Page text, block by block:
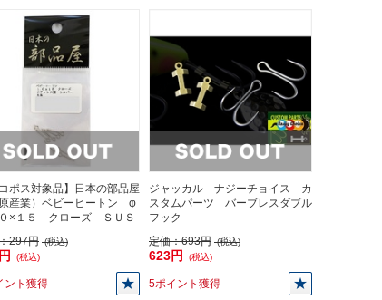
コポス対象品】日本の部品屋
原産業）ベビーヒートン φ
０×１５ クローズ ＳＵＳ
297円 (税込)
(税込)
ント獲得
ジャッカル ナジーチョイス カ
スタムパーツ バーブレスダブル
フック
定価：693円 (税込)
623円 (税込)
5ポイント獲得